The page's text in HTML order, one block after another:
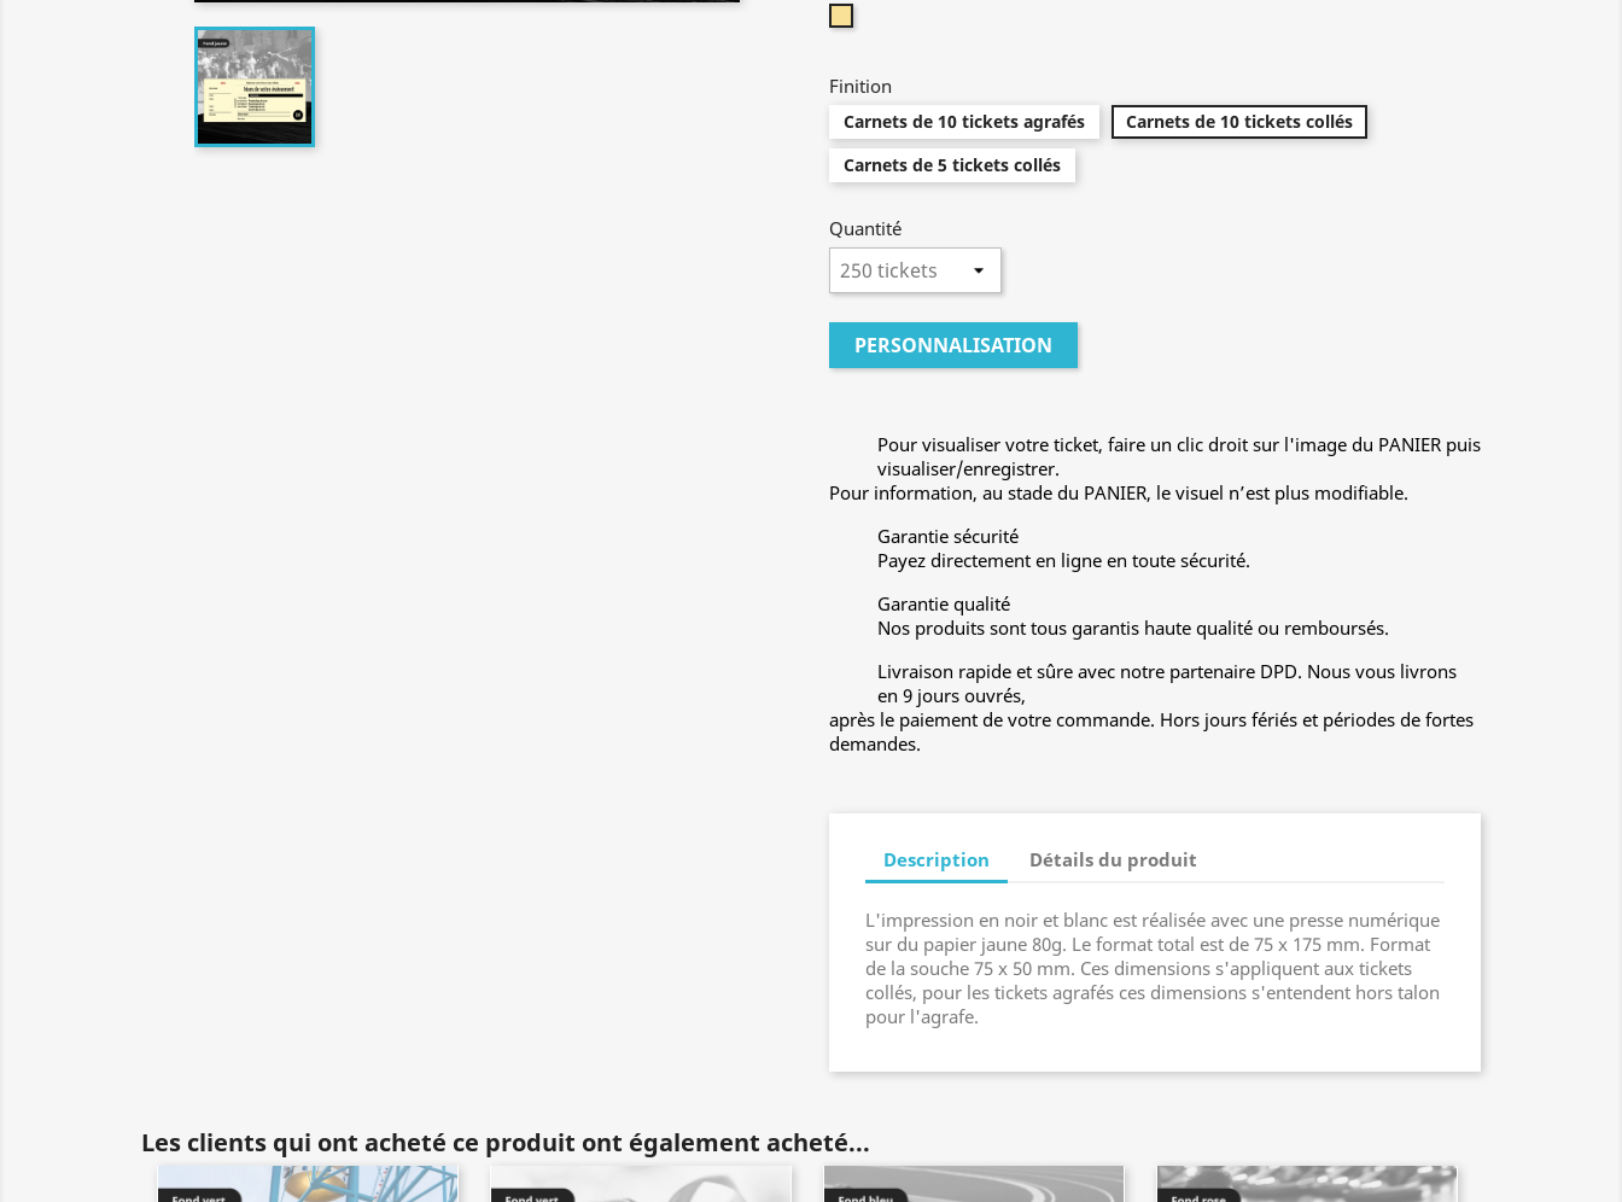
Finition
Carnets de 10 tickets agrafés
Carnets de 10 tickets collés
Carnets de 5 tickets collés
Quantité
PERSONNALISATION
Pour visualiser votre ticket, faire un clic droit sur l'image du PANIER puis
visualiser/enregistrer.
Pour information, au stade du PANIER, le visuel n’est plus modifiable.
Garantie sécurité
Payez directement en ligne en toute sécurité.
Garantie qualité
Nos produits sont tous garantis haute qualité ou remboursés.
Livraison rapide et sûre avec notre partenaire DPD. Nous vous livrons
en 9 jours ouvrés,
après le paiement de votre commande. Hors jours fériés et périodes de fortes
demandes.
Description Détails du produit
L'impression en noir et blanc est réalisée avec une presse numérique
sur du papier jaune 80g. Le format total est de 75 x 175 mm. Format
de la souche 75 x 50 mm. Ces dimensions s'appliquent aux tickets
collés, pour les tickets agrafés ces dimensions s'entendent hors talon
pour l'agrafe.
Les clients qui ont acheté ce produit ont également acheté...